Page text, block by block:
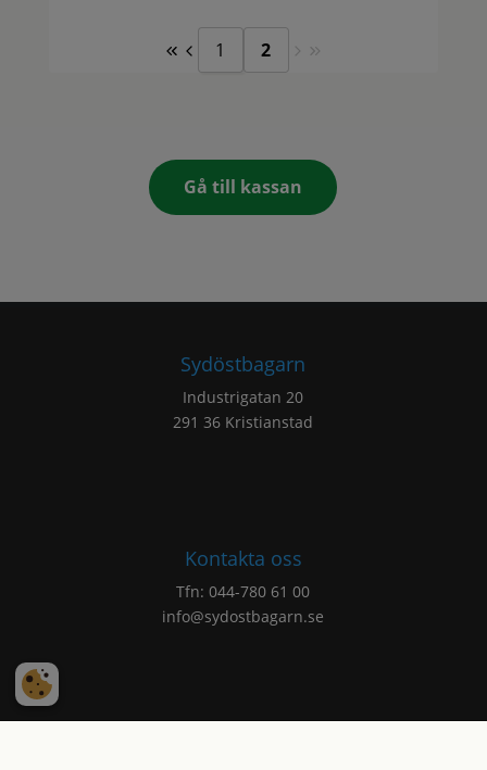
1 2
Gå till kassan
Sydöstbagarn
Industrigatan 20
291 36 Kristianstad
Kontakta oss
Tfn:044-780 61 00
info@sydostbagarn.se